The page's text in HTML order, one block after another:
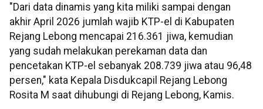
"Dari data dinamis yang kita miliki sampai dengan
akhir April 2026 jumlah wajib KTP-el di Kabupaten
Rejang Lebong mencapai 216.361 jiwa, kemudian
yang sudah melakukan perekaman data dan
pencetakan KTP-el sebanyak 208.739 jiwa atau 96,48
persen," kata Kepala Disdukcapil Rejang Lebong
Rosita M saat dihubungi di Rejang Lebong, Kamis.